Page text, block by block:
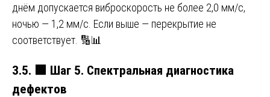
днём допускается виброскорость не более 2,0 мм/с,
ночью — 1,2 мм/с. Если выше — перекрытие не
соответствует. 🔢📊
3.5. 🟩 Шаг 5. Спектральная диагностика
дефектов